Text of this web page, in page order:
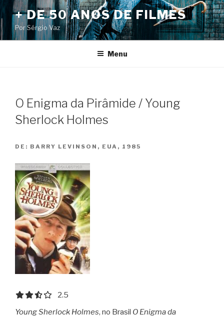
Pular
para
o
conteúdo
+ DE 50 ANOS DE FILMES
Por Sérgio Vaz
Menu
O Enigma da Pirâmide / Young
Sherlock Holmes
DE: BARRY LEVINSON, EUA, 1985
2.5 out of 5.0 stars
2.5
Young Sherlock Holmes, no Brasil O Enigma da